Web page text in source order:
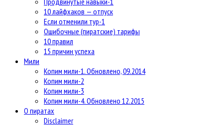
10 лайфхаков — отпуск
Если отменили тур-1
Ошибочные (пиратские) тарифы
10 правил
15 причин успеха
Мили
Копим мили-1. Обновлено, 09.2014
Копим мили-2
Копим мили-3
Копим мили-4. Обновлено 12.2015
О пиратах
Disclaimer